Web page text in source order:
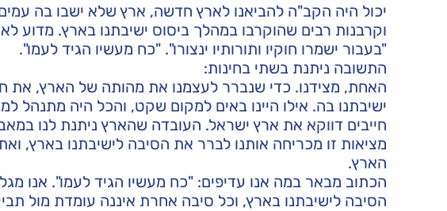
יכול היה הקב"ה להביאנו לארץ חדשה, ארץ שלא ישבו בה
וקרבנות רבים שהוקרבו במהלך ביסוס ישיבתנו בארץ. מדוע
"בעבור ישמרו חוקיו ותורותיו ינצורו". "כח מעשיו הגיד לעמו".
התשובה ניתנת בשתי בחינות:
האחת, מצידנו. כדי שנברר לעצמנו את מהותה של הארץ, את
ישיבתנו בה. אילו היינו באים למקום שקט, והכל היה מתנהל
חייבים דווקא את ארץ ישראל. העובדה שהארץ ניתנת לנו
מציאות זו מכריחה אותנו לברר את הסיבה לישיבתנו בארץ,
הארץ.
הכתוב מבאר במה אנו עדיפים: "כח מעשיו הגיד לעמו". אנו
הסיבה לישיבתנו בארץ, וכל סיבה אחרת איננה עומדת מול